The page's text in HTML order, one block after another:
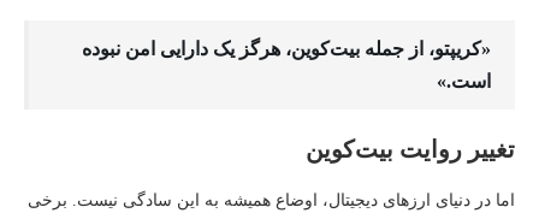
«کریپتو، از جمله بیت‌کوین، هرگز یک دارایی امن نبوده
است.»
تغییر روایت بیت‌کوین
اما در دنیای ارزهای دیجیتال، اوضاع همیشه به این سادگی نیست. برخی